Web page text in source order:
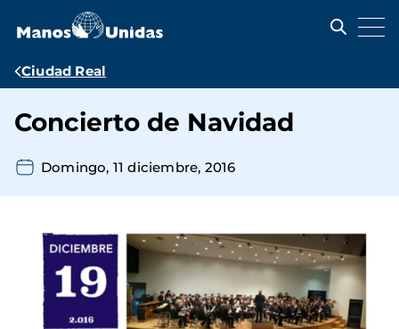
contenido
Ruta
navegación
Ciudad Real
Concierto de Navidad
Domingo, 11 diciembre, 2016